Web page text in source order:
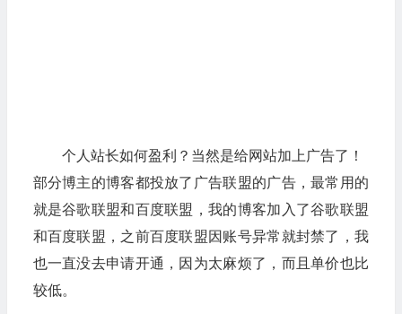
个人站长如何盈利？当然是给网站加上广告了！
部分博主的博客都投放了广告联盟的广告，最常用的
就是谷歌联盟和百度联盟，我的博客加入了谷歌联盟
和百度联盟，之前百度联盟因账号异常就封禁了，我
也一直没去申请开通，因为太麻烦了，而且单价也比
较低。